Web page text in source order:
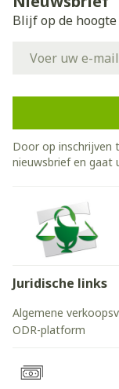
Blijf op de
Door op inschrijven
nieuwsbrief en gaat
Juridische links
Algemene
ODR-platform